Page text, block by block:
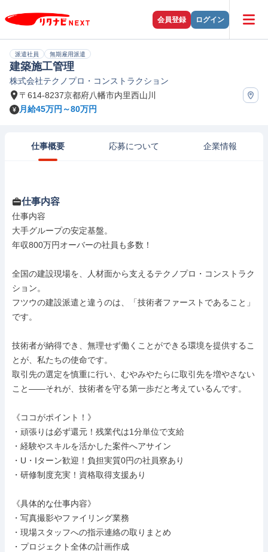
会員登録 ログイン
派遣社員 無期雇用派遣
建築施工管理
株式会社テクノプロ・コンストラクション
〒614-8237京都府八幡市内里西山川
月給45万円～80万円
仕事概要 応募について 企業情報
仕事内容
仕事内容
大手グループの安定基盤。
年収800万円オーバーの社員も多数！
全国の建設現場を、人材面から支えるテクノプロ・コンストラク
ション。
フツウの建設派遣と違うのは、「技術者ファーストであること」
です。
技術者が納得でき、無理せず働くことができる環境を提供するこ
とが、私たちの使命です。
取引先の選定を慎重に行い、むやみやたらに取引先を増やさない
こと――それが、技術者を守る第一歩だと考えているんです。
《ココがポイント！》
・頑張りは必ず還元！残業代は1分単位で支給
・経験やスキルを活かした案件へアサイン
・U・Iターン歓迎！負担実質0円の社員寮あり
・研修制度充実！資格取得支援あり
《具体的な仕事内容》
・写真撮影やファイリング業務
・現場スタッフへの指示連絡の取りまとめ
・プロジェクト全体の計画作成